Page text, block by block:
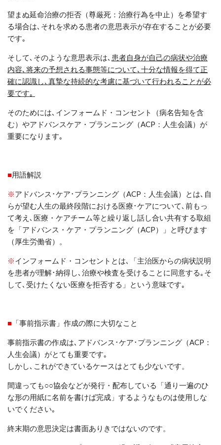
望まぬ延命治療の拒否 （尊厳死 ： 治療行為を中止）
を希望す
る場合は､それを求める患者の意思表示が存在することが必要
です｡
そして､そのような意思表示は､ 患者自身が自己の病状や治療
内容､将来の予想される事態等について､十分な情報を得て正
確に認識し､真摯な持続的な考慮に基づいて行われることが必
要です｡
そのためには､インフォームド・コンセント（病名告知を含
む）やアドバンスケア・プランニング（ACP ：人生会議）が
重要になります｡
■用語解説
※アドバンス･ケア･プランニング（ACP ：人生会議）とは､自
らが望む人生の最終段階における医療･ケアについて､前もっ
て考え､医療・ケアチーム等と繰り返し話し合い共有する取組
を「アドバンス・ケア・プランニング（ACP）」と呼びます
（厚生労働省）。
※インフォームド・コンセントとは､「主治医からの病状説明
を患者が理解･納得し､治療や検査を受けることに同意する｡ そ
して､ 受けたくない医療を拒否する」という意味です｡
■ 「事前指示書」作成の際に大切なこと
事前指示書の作成は､アドバンス･ケア･プランニング（ACP ：
人生会議）がとても重要です｡
しかし､これができているケースはとても少ないです。
間違っても○○協会などが発行・配布している「通り一遍のひ
な形の用紙に名前を書けば完成」するようなものは使用しな
いでください｡
終末期の意思決定は書面ありきではないのです。